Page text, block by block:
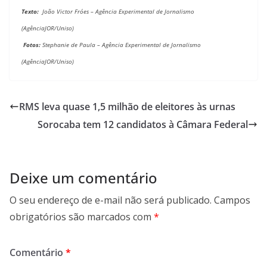
Texto: João Victor Fróes – Agência Experimental de Jornalismo
(AgênciaJOR/Uniso)
Fotos: Stephanie de Paula –Agência Experimental de Jornalismo
(AgênciaJOR/Uniso)
RMS leva quase 1,5 milhão de eleitores às urnas
Sorocaba tem 12 candidatos à Câmara Federal
Deixe um comentário
O seu endereço de e-mail não será publicado. Campos
obrigatórios são marcados com *
Comentário *